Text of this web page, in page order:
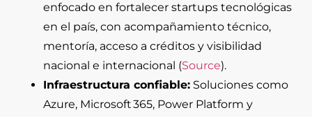
enfocado en fortalecer startups tecnológicas
en el país, con acompañamiento técnico,
mentoría, acceso a créditos y visibilidad
nacional e internacional (Source).
Infraestructura confiable: Soluciones como
Azure, Microsoft 365, Power Platform y